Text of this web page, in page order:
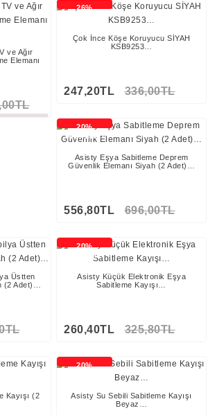
Stokta Yok
ve Ağır
Elemanı
26%
Çok İnce Köşe Koruyucu SİYAH
KSB9253…
247,20TL 336,00TL
20%
İNDİRİMLİ
Asisty Eşya Sabitleme Deprem
Güvenlik Elemanı Siyah (2 Adet)…
556,80TL 696,00TL
Üstten
(2 Adet)…
20%
İNDİRİMLİ
Asisty Küçük Elektronik Eşya
Sabitleme Kayışı…
260,40TL 325,80TL
Kayışı (2
20%
Asisty Su Sebili Sabitleme Kayışı
Beyaz…